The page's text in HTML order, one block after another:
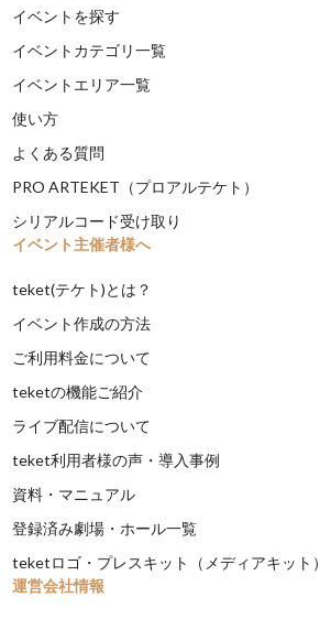
イベントを探す
イベントカテゴリ一覧
イベントエリア一覧
使い方
よくある質問
PRO ARTEKET（プロアルテケト）
シリアルコード受け取り
イベント主催者様へ
teket(テケト)とは？
イベント作成の方法
ご利用料金について
teketの機能ご紹介
ライブ配信について
teket利用者様の声・導入事例
資料・マニュアル
登録済み劇場・ホール一覧
teketロゴ・プレスキット（メディアキット）
運営会社情報